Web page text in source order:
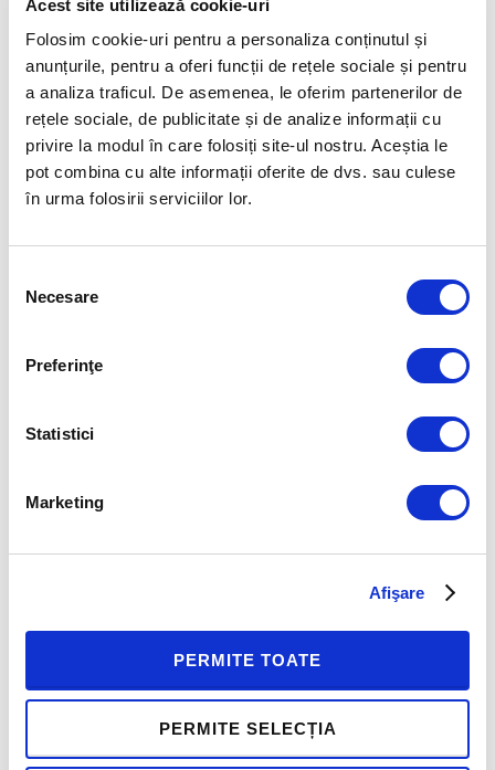
Acest site utilizează cookie-uri
Folosim cookie-uri pentru a personaliza conținutul și
anunțurile, pentru a oferi funcții de rețele sociale și pentru
a analiza traficul. De asemenea, le oferim partenerilor de
rețele sociale, de publicitate și de analize informații cu
privire la modul în care folosiți site-ul nostru. Aceștia le
pot combina cu alte informații oferite de dvs. sau culese
în urma folosirii serviciilor lor.
consimțământului
Necesare
Preferinţe
Statistici
Marketing
Afişare
PERMITE TOATE
PERMITE SELECȚIA
ESTI GATA SĂ ÎNCEPI?
îți va ajuta managerii
să descopere instrumentele și abilitățile de care au
nevoie pentru a-și coordona eficient echipele.